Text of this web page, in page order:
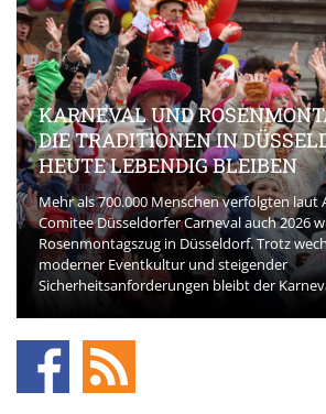
KARNEVAL UND
DIE TRADITIONEN IN
HEUTE LEBENDIG BLEIBEN
Mehr als 700.000 Menschen verfolgten laut
Comitee Düsseldorfer Carneval auch 2026
Rosenmontagszug in Düsseldorf. Trotz
moderner Eventkultur und steigender
Sicherheitsanforderungen bleibt der